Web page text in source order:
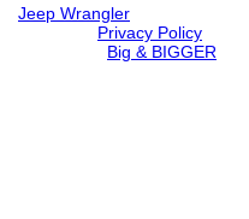
Jeep Wrangler
Privacy Policy
Big & BIGGER